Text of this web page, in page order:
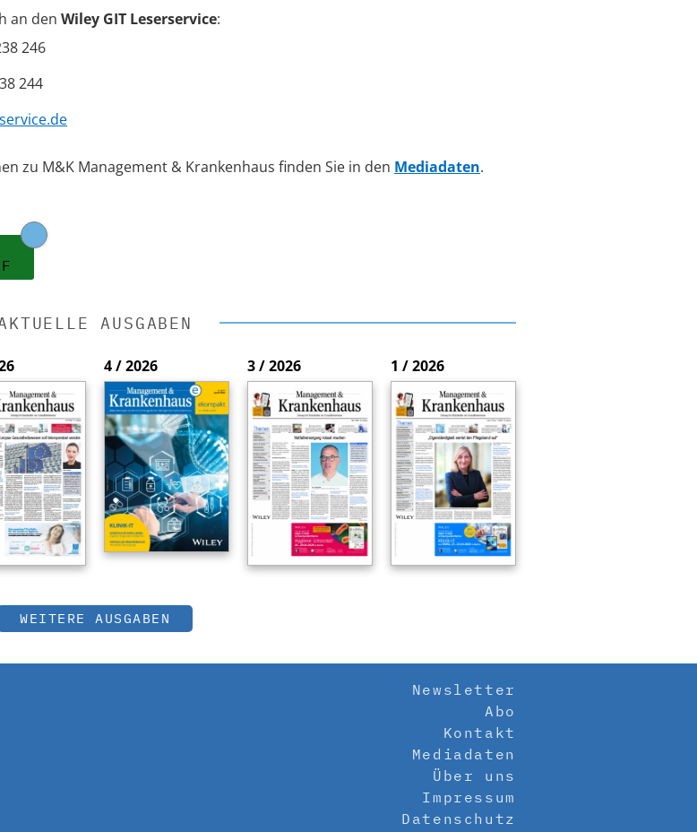
an den Wiley GIT Leserservice:
246
244
zu M&K Management & Krankenhaus finden Sie in den Mediadaten.
AUSGABEN
4 / 2026 3 / 2026 1 / 2026
WEITERE AUSGABEN
Newsletter
Abo
Kontakt
Mediadaten
Über uns
Impressum
Datenschutz